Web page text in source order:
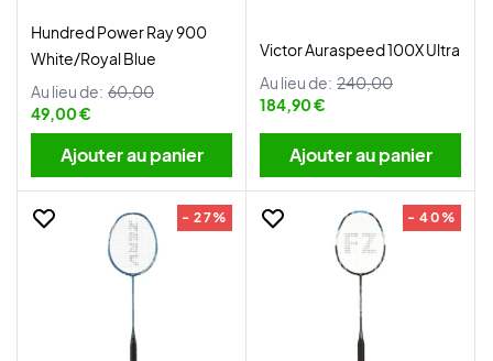
Hundred Power Ray 900
White/Royal Blue
Au lieu de: 60,00
49,00 €
Ajouter au panier
Victor Auraspeed 100X Ultra
Au lieu de: 240,00
184,90 €
Ajouter au panier
- 27% - 40%